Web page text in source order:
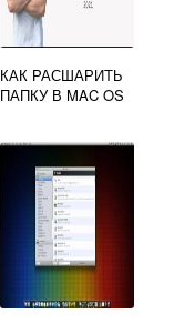
КАК РАСШАРИТЬ
ПАПКУ В MAC OS